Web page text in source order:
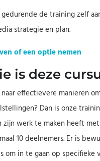
de training zelf
strategie en plan.
of een optie nemen
is deze
effectievere manieren
Dan is onze
werk te maken heeft
10 deelnemers. Er is
om in te gaan op specifieke